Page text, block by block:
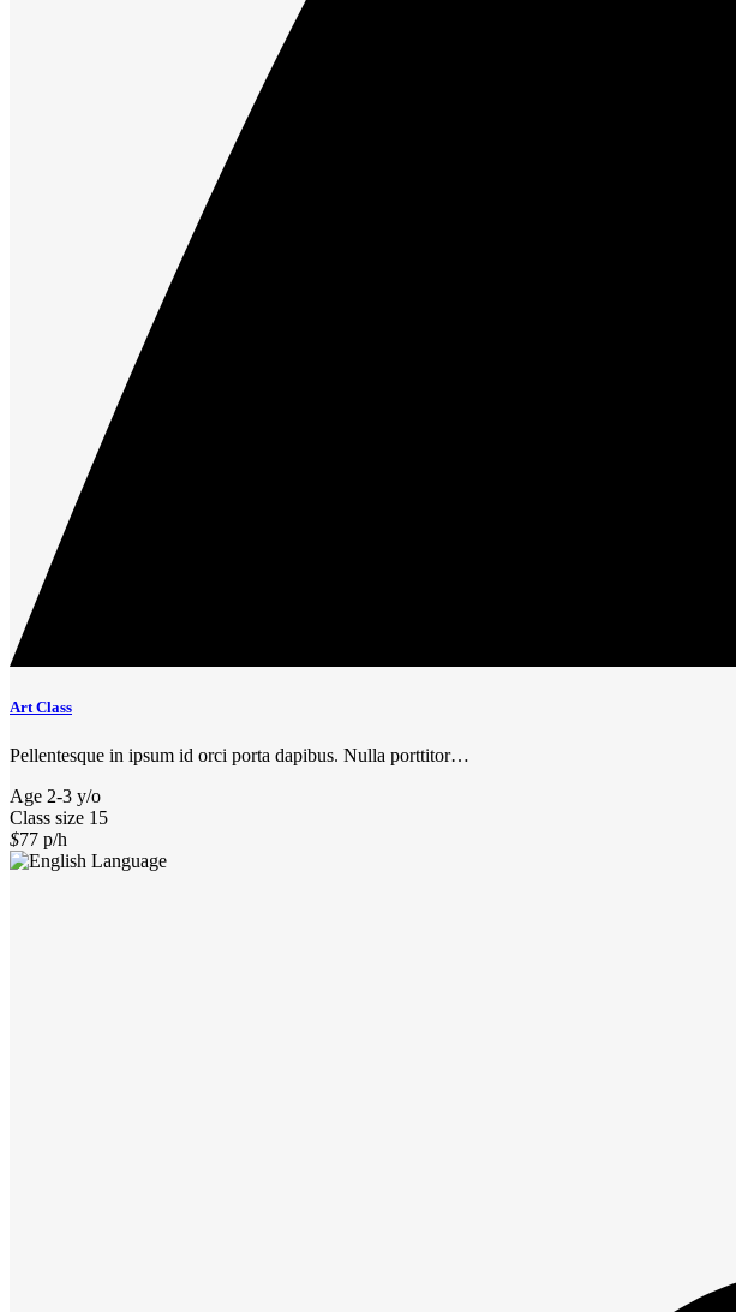
Art Class
Pellentesque in ipsum id orci porta dapibus. Nulla porttitor…
Age 2-3 y/o
Class size 15
$77 p/h